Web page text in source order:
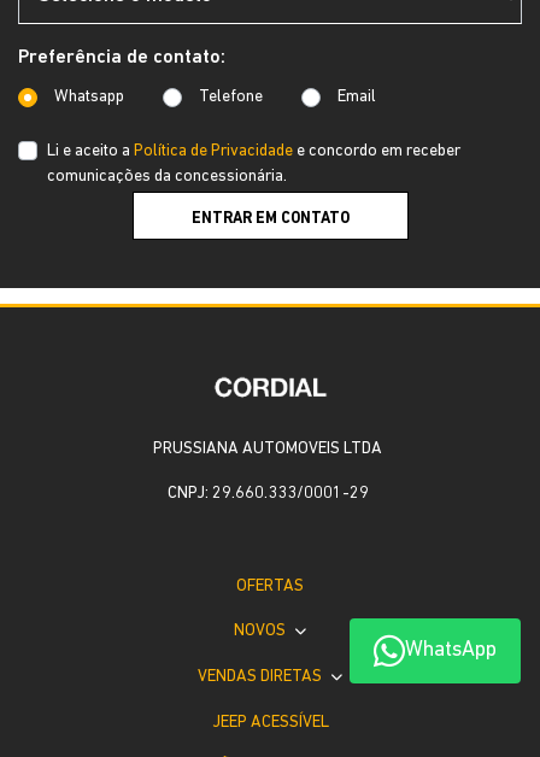
Preferência de contato:
Whatsapp Telefone Email
Li e aceito a Política de Privacidade e concordo em receber
comunicações da concessionária.
ENTRAR EM CONTATO
WhatsApp
PRUSSIANA AUTOMOVEIS LTDA
CNPJ: 29.660.333/0001-29
OFERTAS
NOVOS
VENDAS DIRETAS
JEEP ACESSÍVEL